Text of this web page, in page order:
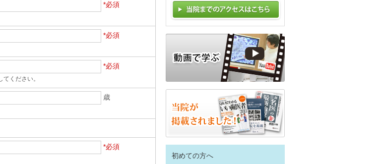
*必須
*必須
*必須
ください。
歳
*必須
初めての方へ